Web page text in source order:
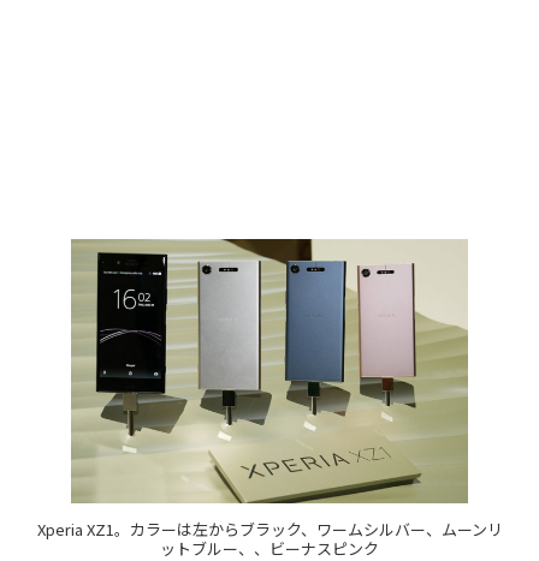
Xperia XZ1。カラーは左からブラック、ワームシルバー、ムーンリ
ットブルー、、ビーナスピンク